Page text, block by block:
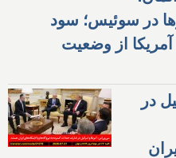
در سوئیس؛ سود
از وضعیت
در